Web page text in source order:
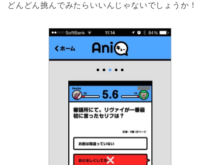
どんどん挑んでみたらいいんじゃないでしょうか！